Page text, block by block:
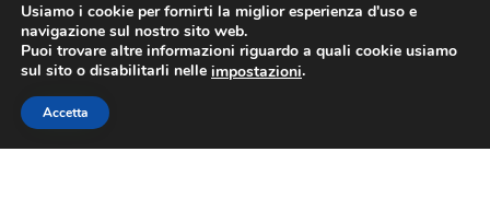
Usiamo i cookie per fornirti la miglior esperienza d'uso e
navigazione sul nostro sito web.
Puoi trovare altre informazioni riguardo a quali cookie usiamo
sul sito o disabilitarli nelle impostazioni.
Accetta